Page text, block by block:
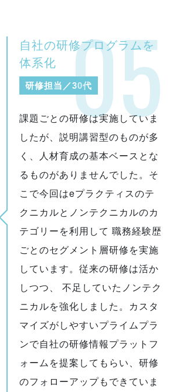
05
自社の研修プログラムを
体系化
研修担当／30代
課題ごとの研修は実施していま
したが、説明講習型のものが多
く、人材育成の基本ベースとな
るものがありませんでした。そ
こで今回はeプラクティスのテ
クニカルとノンテクニカルのカ
テゴリーを利用して 職務経験歴
ごとのセグメント層研修を実施
しています。従来の研修は活か
しつつ、 不足していたノンテク
ニカルを強化しました。カスタ
マイズがしやすいプライムプラ
ンで自社の研修情報プラットフ
ォームを提案してもらい、研修
のフォローアップもできていま